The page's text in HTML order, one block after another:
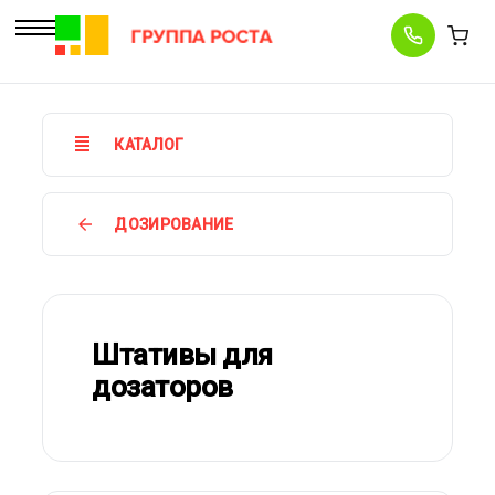
КАТАЛОГ
ДОЗИРОВАНИЕ
Штативы для
дозаторов